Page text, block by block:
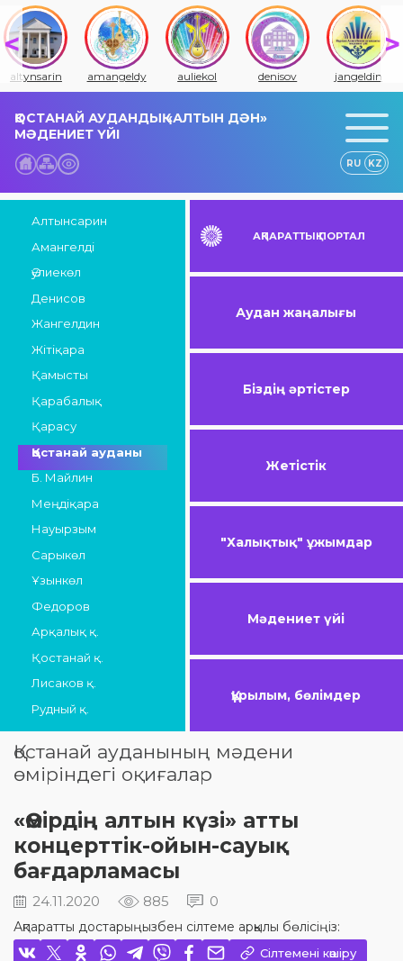
altynsarin amangeldy auliekol denisov jangeldin
ҚОСТАНАЙ АУДАНДЫҚ «АЛТЫН ДӘН»
МӘДЕНИЕТ ҮЙІ
RU KZ
Алтынсарин
Амангелді
Әулиекөл
Денисов
Жангелдин
Жітіқара
Қамысты
Қарабалық
Қарасу
Қостанай ауданы
Б. Майлин
Меңдіқара
Науырзым
Сарыкөл
Ұзынкөл
Федоров
Арқалық қ.
Қостанай қ.
Лисаков қ.
Рудный қ.
АҚПАРАТТЫҚ ПОРТАЛ
Аудан жаңалығы
Біздің әртістер
Жетістік
"Халықтық" ұжымдар
Мәдениет үйі
Құрылым, бөлімдер
Қостанай ауданының мәдени
өміріндегі оқиғалар
«Өмірдің алтын күзі» атты
концерттік-ойын-сауық
бағдарламасы
24.11.2020 885 0
Ақпаратты достарыңызбен сілтеме арқылы бөлісіңіз:
Сілтемені көшіру